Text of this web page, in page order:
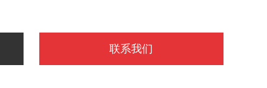
联系我们